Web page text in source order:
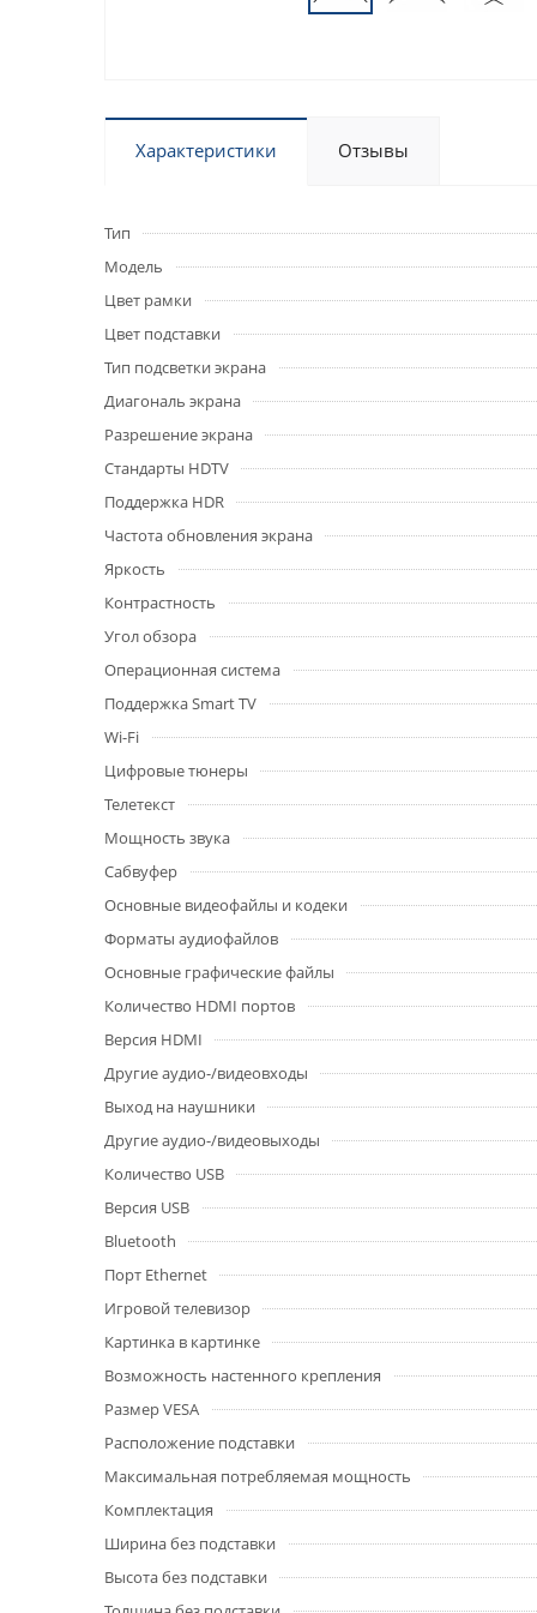
Характеристики Отзывы
Тип
Модель
Цвет рамки
Цвет подставки
Тип подсветки экрана
Диагональ экрана
Разрешение экрана
Стандарты HDTV
Поддержка HDR
Частота обновления экрана
Яркость
Контрастность
Угол обзора
Операционная система
Поддержка Smart TV
Wi-Fi
Цифровые тюнеры
Телетекст
Мощность звука
Сабвуфер
Основные видеофайлы и кодеки
Форматы аудиофайлов
Основные графические файлы
Количество HDMI портов
Версия HDMI
Другие аудио-/видеовходы
Выход на наушники
Другие аудио-/видеовыходы
Количество USB
Версия USB
Bluetooth
Порт Ethernet
Игровой телевизор
Картинка в картинке
Возможность настенного крепления
Размер VESA
Расположение подставки
Максимальная потребляемая мощность
Комплектация
Ширина без подставки
Высота без подставки